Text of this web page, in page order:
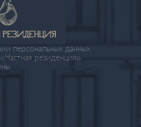
персональных данных
резиденция»